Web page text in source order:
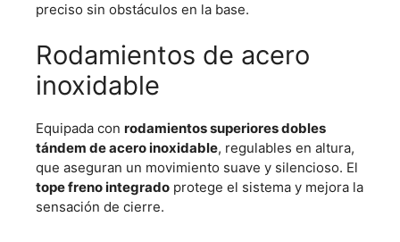
preciso sin obstáculos en la base.
Rodamientos de acero
inoxidable
Equipada con rodamientos superiores dobles
tándem de acero inoxidable, regulables en altura,
que aseguran un movimiento suave y silencioso. El
tope freno integrado protege el sistema y mejora la
sensación de cierre.